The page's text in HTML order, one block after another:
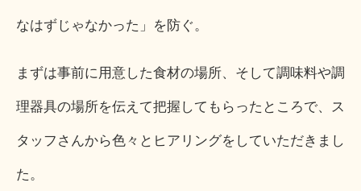
なはずじゃなかった」を防ぐ。
まずは事前に用意した食材の場所、そして調味料や調
理器具の場所を伝えて把握してもらったところで、ス
タッフさんから色々とヒアリングをしていただきまし
た。